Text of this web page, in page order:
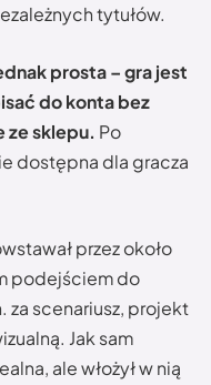
tytułów.
prosta – gra jest
do konta bez
ze sklepu. Po
dostępna dla gracza
przez około
podejściem do
za scenariusz, projekt
Jak sam
ale włożył w nią